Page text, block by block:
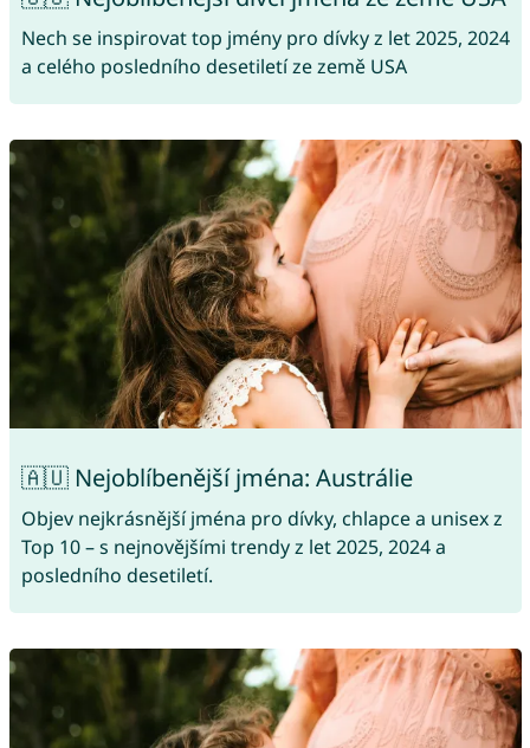
Nech se inspirovat top jmény pro dívky z let 2025, 2024
a celého posledního desetiletí ze země USA
🇦🇺 Nejoblíbenější jména: Austrálie
Objev nejkrásnější jména pro dívky, chlapce a unisex z
Top 10 – s nejnovějšími trendy z let 2025, 2024 a
posledního desetiletí.